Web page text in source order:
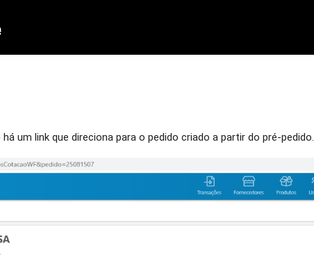
um link que direciona para o pedido criado a partir do pré-pedido.